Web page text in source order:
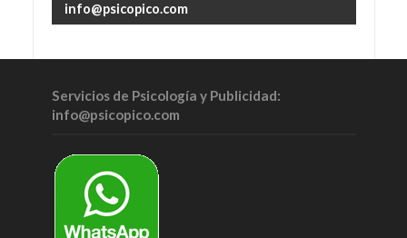
info@psicopico.com
Servicios de Psicología y Publicidad:
info@psicopico.com